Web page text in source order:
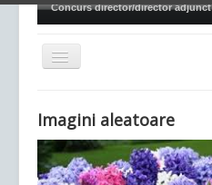
Concurs director/director adjunct
Comută
navigarea
Imagini aleatoare